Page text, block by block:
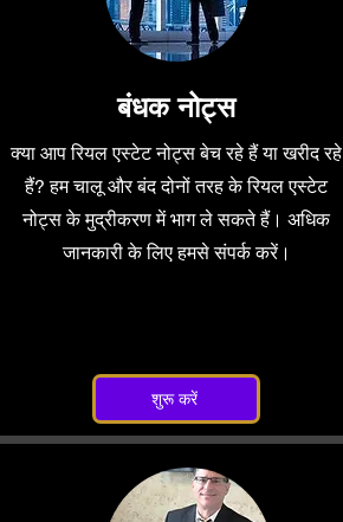
बंधक नोट्स
क्या आप रियल एस्टेट नोट्स बेच रहे हैं या खरीद रहे
हैं? हम चालू और बंद दोनों तरह के रियल एस्टेट
नोट्स के मुद्रीकरण में भाग ले सकते हैं। अधिक
जानकारी के लिए हमसे संपर्क करें।
शुरू करें